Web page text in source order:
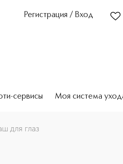
Регистрация / Вход
сервисы Моя система
для глаз